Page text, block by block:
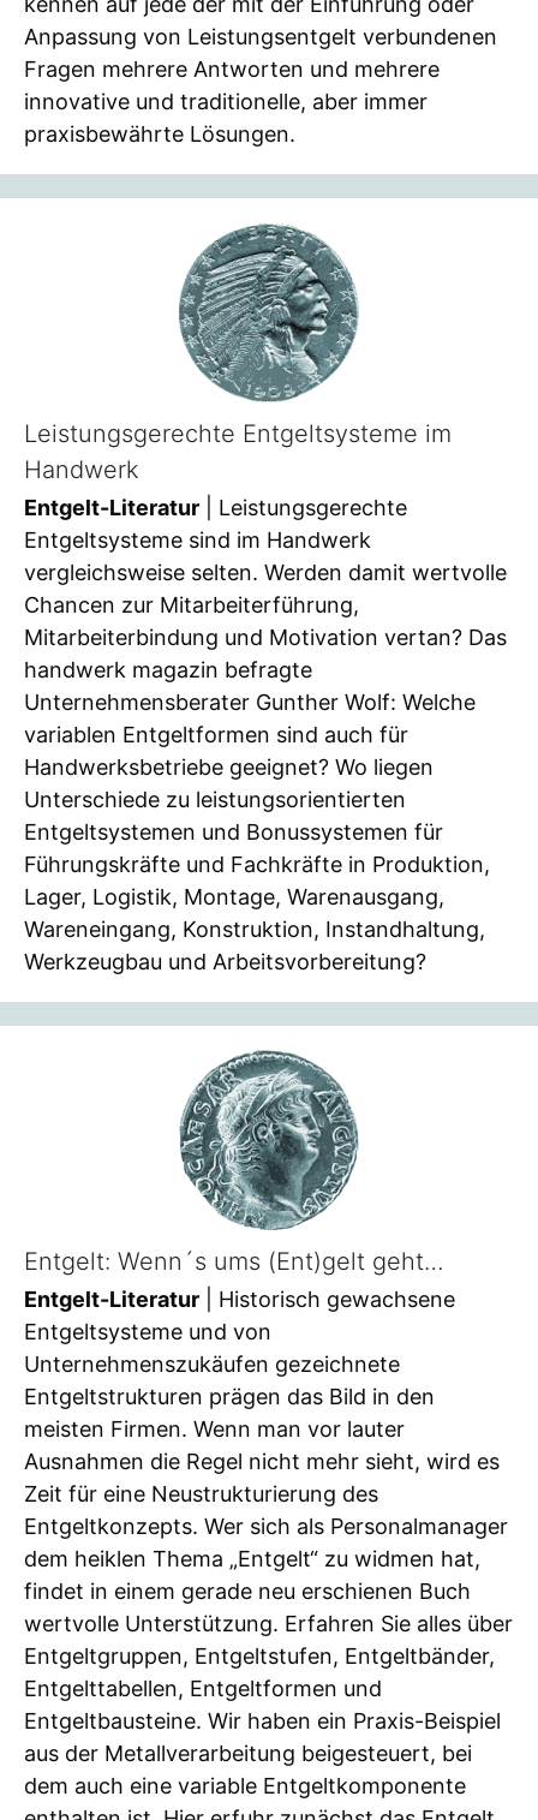
Anpassung von Leistungsentgelt verbundenen
Fragen mehrere Antworten und mehrere
innovative und traditionelle, aber immer
praxisbewährte Lösungen.
Leistungsgerechte Entgeltsysteme im
Handwerk
Entgelt-Literatur | Leistungsgerechte
Entgeltsysteme sind im Handwerk
vergleichsweise selten. Werden damit wertvolle
Chancen zur Mitarbeiterführung,
Mitarbeiterbindung und Motivation vertan? Das
handwerk magazin befragte
Unternehmensberater Gunther Wolf: Welche
variablen Entgeltformen sind auch für
Handwerksbetriebe geeignet? Wo liegen
Unterschiede zu leistungsorientierten
Entgeltsystemen und Bonussystemen für
Führungskräfte und Fachkräfte in Produktion,
Lager, Logistik, Montage, Warenausgang,
Wareneingang, Konstruktion, Instandhaltung,
Werkzeugbau und Arbeitsvorbereitung?
Entgelt: Wenn´s ums (Ent)gelt geht…
Entgelt-Literatur | Historisch gewachsene
Entgeltsysteme und von
Unternehmenszukäufen gezeichnete
Entgeltstrukturen prägen das Bild in den
meisten Firmen. Wenn man vor lauter
Ausnahmen die Regel nicht mehr sieht, wird es
Zeit für eine Neustrukturierung des
Entgeltkonzepts. Wer sich als Personalmanager
dem heiklen Thema „Entgelt“ zu widmen hat,
findet in einem gerade neu erschienen Buch
wertvolle Unterstützung. Erfahren Sie alles über
Entgeltgruppen, Entgeltstufen, Entgeltbänder,
Entgelttabellen, Entgeltformen und
Entgeltbausteine. Wir haben ein Praxis-Beispiel
aus der Metallverarbeitung beigesteuert, bei
dem auch eine variable Entgeltkomponente